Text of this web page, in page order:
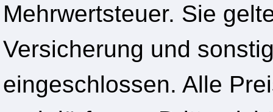
Mehrwertsteuer. Sie
Versicherung und
eingeschlossen. Alle